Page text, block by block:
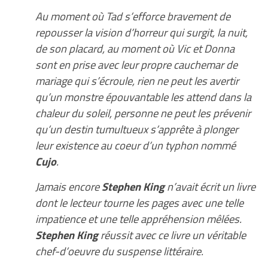
Au moment où Tad s’efforce bravement de
repousser la vision d’horreur qui surgit, la nuit,
de son placard, au moment où Vic et Donna
sont en prise avec leur propre cauchemar de
mariage qui s’écroule, rien ne peut les avertir
qu’un monstre épouvantable les attend dans la
chaleur du soleil, personne ne peut les prévenir
qu’un destin tumultueux s’apprête à plonger
leur existence au coeur d’un typhon nommé
Cujo.
Jamais encoreStephen Kingn’avait écrit un livre
dont le lecteur tourne les pages avec une telle
impatience et une telle appréhension mêlées.
Stephen Kingréussit avec ce livre un véritable
chef-d’oeuvre du suspense littéraire.